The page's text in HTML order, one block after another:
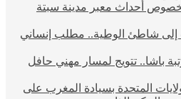
أحداث معبر مدينة سبتة
شاطئ الوطية.. مطلب إنساني
باشا.. تتويج لمسار مهني حافل
المتحدة بسيادة المغرب على